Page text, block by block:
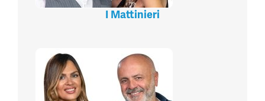
I Mattinieri